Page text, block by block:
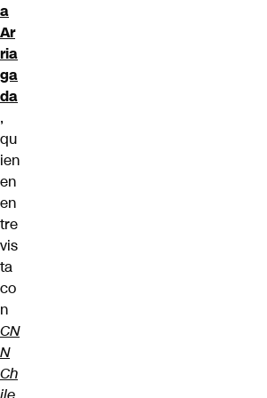
a
Ar
ria
ga
da
,
qu
ien
en
en
tre
vis
ta
co
n
CN
N
Ch